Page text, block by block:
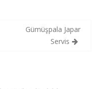
Gümüşpala Japar
Servis